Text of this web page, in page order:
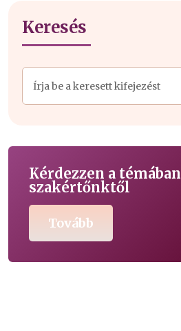
Keresés
Kérdezzen a témában
szakértőnktől
Tovább